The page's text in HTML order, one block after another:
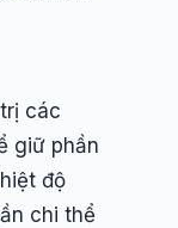
các
giữ phần
độ
chi thể